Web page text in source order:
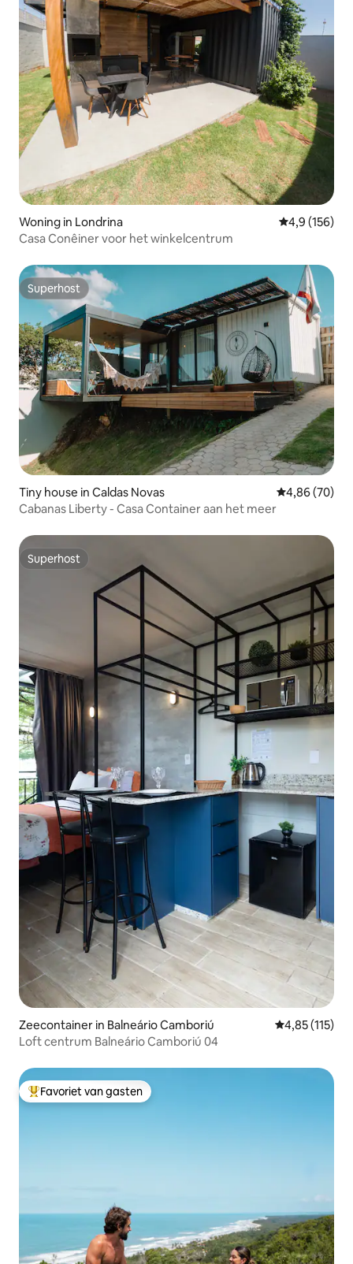
Woning in Londrina Gemiddelde
4,9 (156)
Casa Conêiner voor het winkelcentrum
Superhost
Superhost
Tiny house in Caldas Novas Gemiddelde
4,86 (70)
Cabanas Liberty - Casa Container aan het meer
Superhost
Superhost
Zeecontainer in Balneário Camboriú Gemiddelde
4,85 (115)
Loft centrum Balneário Camboriú 04
Topfavoriet van gasten
Favoriet van gasten